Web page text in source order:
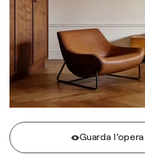
Guarda